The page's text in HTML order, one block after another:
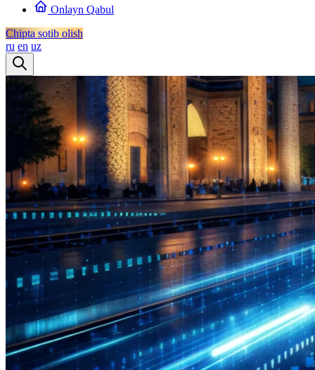
Onlayn Qabul
Chipta sotib olish
ru en uz